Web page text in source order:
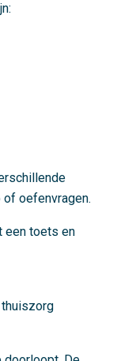
oefenvragen.
een toets en